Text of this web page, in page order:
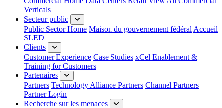
Verticals
Secteur public
Public Sector Home Maison du gouvernement fédéral Accueil
SLED
Clients
Customer Experience Case Studies xCel Enablement &
Training for Customers
Partenaires
Partners Technology Alliance Partners Channel Partners
Partner Login
Recherche sur les menaces